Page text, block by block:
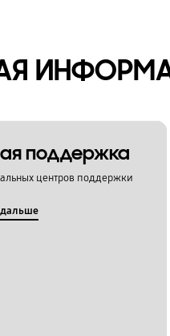
поддержка
центров поддержки